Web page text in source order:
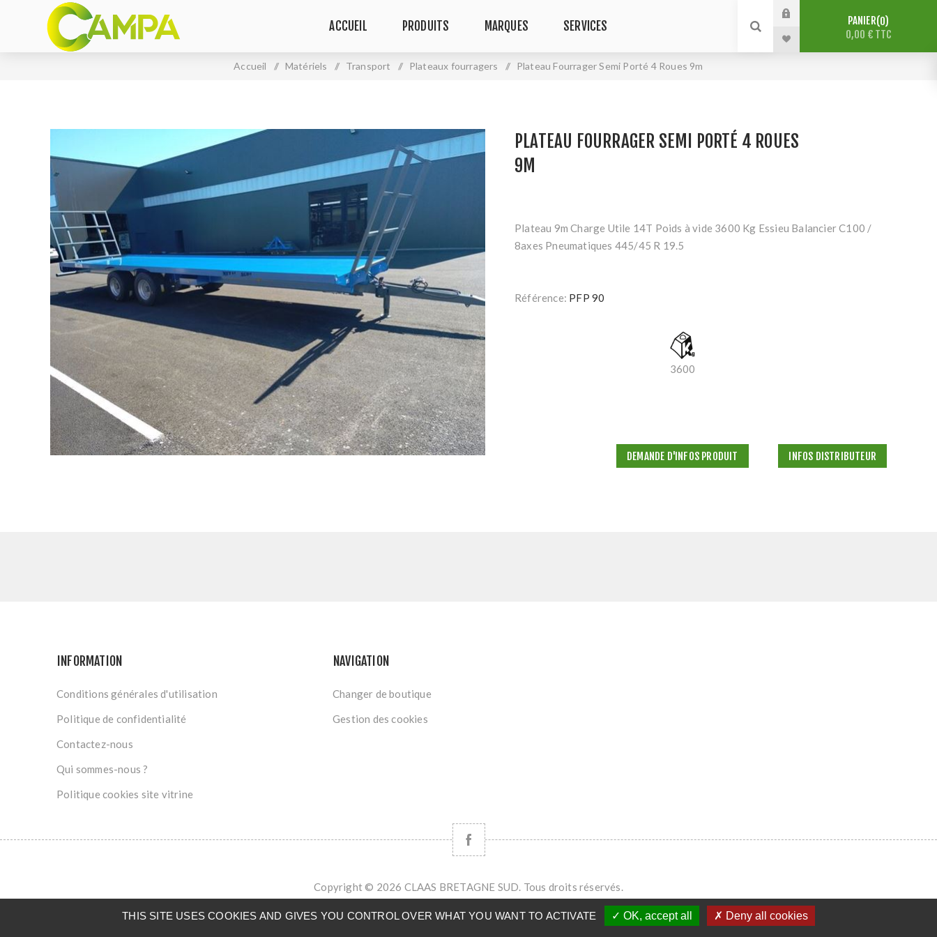
ACCUEIL PRODUITS MARQUES SERVICES PANIER 0
0,00 € TTC
Accueil / Matériels / Transport / Plateaux fourragers / Plateau Fourrager Semi Porté 4 Roues 9m
PLATEAU FOURRAGER SEMI PORTÉ 4 ROUES
9M
Plateau 9m Charge Utile 14T Poids à vide 3600 Kg Essieu Balancier C100 /
8axes Pneumatiques 445/45 R 19.5
Référence: PFP 90
3600
DEMANDE D'INFOS PRODUIT INFOS DISTRIBUTEUR
INFORMATION
Conditions générales d'utilisation
Politique de confidentialité
Contactez-nous
Qui sommes-nous ?
Politique cookies site vitrine
NAVIGATION
Changer de boutique
Gestion des cookies
Copyright © 2026 CLAAS BRETAGNE SUD. Tous droits réservés.
THIS SITE USES COOKIES AND GIVES YOU CONTROL OVER WHAT YOU WANT TO ACTIVATE ✓ OK, accept all ✗ Deny all cookies